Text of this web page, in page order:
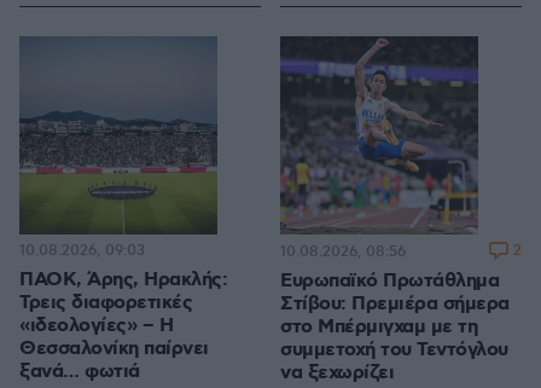
ΠΑΟΚ, Άρης, Ηρακλής:
Τρεις διαφορετικές
«ιδεολογίες» – Η
Θεσσαλονίκη παίρνει
ξανά… φωτιά
10.08.2026, 09:03
Ευρωπαϊκό Πρωτάθλημα
Στίβου: Πρεμιέρα σήμερα
στο Μπέρμιγχαμ με τη
συμμετοχή του Τεντόγλου
να ξεχωρίζει
10.08.2026, 08:56 2